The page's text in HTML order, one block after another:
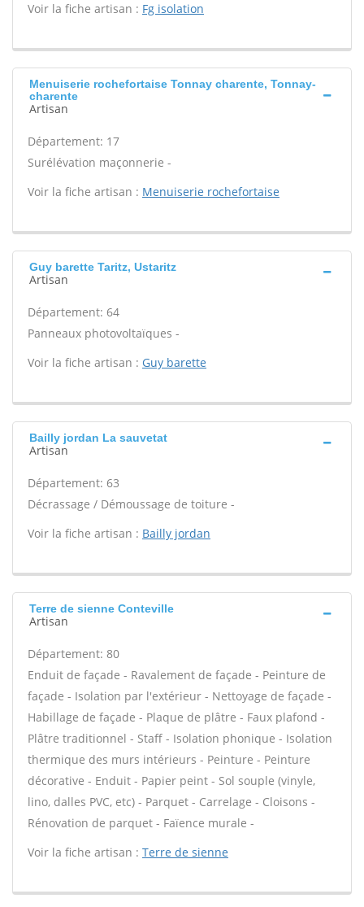
Voir la fiche artisan : Fg isolation
Menuiserie rochefortaise Tonnay charente, Tonnay-
charente
Artisan
Département: 17
Surélévation maçonnerie -
Voir la fiche artisan : Menuiserie rochefortaise
Guy barette Taritz, Ustaritz
Artisan
Département: 64
Panneaux photovoltaïques -
Voir la fiche artisan : Guy barette
Bailly jordan La sauvetat
Artisan
Département: 63
Décrassage / Démoussage de toiture -
Voir la fiche artisan : Bailly jordan
Terre de sienne Conteville
Artisan
Département: 80
Enduit de façade - Ravalement de façade - Peinture de
façade - Isolation par l'extérieur - Nettoyage de façade -
Habillage de façade - Plaque de plâtre - Faux plafond -
Plâtre traditionnel - Staff - Isolation phonique - Isolation
thermique des murs intérieurs - Peinture - Peinture
décorative - Enduit - Papier peint - Sol souple (vinyle,
lino, dalles PVC, etc) - Parquet - Carrelage - Cloisons -
Rénovation de parquet - Faïence murale -
Voir la fiche artisan : Terre de sienne